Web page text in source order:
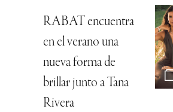
RABAT encuentra
en el verano una
nueva forma de
brillar junto a Tana
Rivera